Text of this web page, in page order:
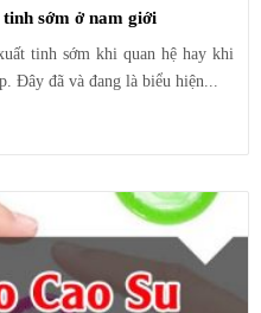
sớm ở nam giới
tinh sớm khi quan hệ hay khi
Đây đã và đang là biểu hiện...